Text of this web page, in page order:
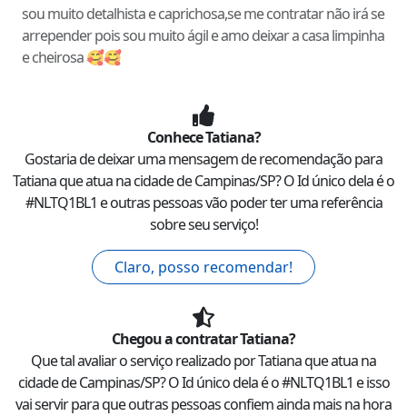
sou muito detalhista e caprichosa,se me contratar não irá se
arrepender pois sou muito ágil e amo deixar a casa limpinha
e cheirosa 🥰🥰
ConheceTatiana?
Gostaria de deixar uma mensagem de recomendação para
Tatianaque atua na cidade deCampinas/SP? O Id único dela é o
#NLTQ1BL1 e outras pessoas vão poder ter uma referência
sobre seu serviço!
Claro, posso recomendar!
Chegou a contratarTatiana?
Que tal avaliar o serviço realizado porTatianaque atua na
cidade deCampinas/SP? O Id único dela é o #NLTQ1BL1 e isso
vai servir para que outras pessoas confiem ainda mais na hora